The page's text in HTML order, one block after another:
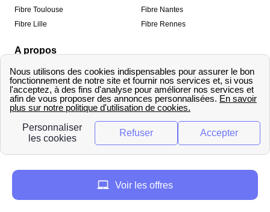
Fibre Toulouse
Fibre Lille
Fibre Nantes
Fibre Rennes
A propos
Qui sommes-nous ?
Informations de contact
Méthodologie de classement
Mentions légales
Traitement des avis
Copyright © fibre-optique-eligibilite.fr 2026 – Tous
droits réservés
Voir les offres